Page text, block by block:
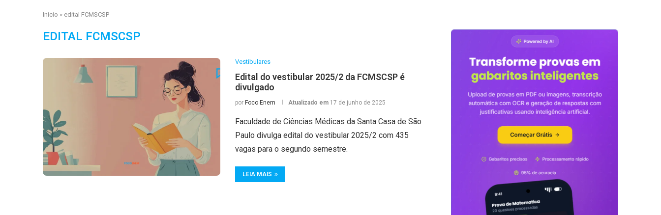
Início » edital FCMSCSP
EDITAL FCMSCSP
Vestibulares
Edital do vestibular 2025/2 da FCMSCSP é
divulgado
por Foco Enem Atualizado em 17 de junho de 2025
Faculdade de Ciências Médicas da Santa Casa de São
Paulo divulga edital do vestibular 2025/2 com 435
vagas para o segundo semestre.
LEIA MAIS